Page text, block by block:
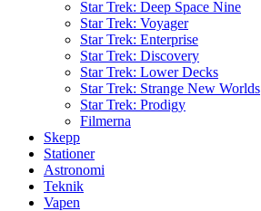
Star Trek: Deep Space Nine
Star Trek: Voyager
Star Trek: Enterprise
Star Trek: Discovery
Star Trek: Lower Decks
Star Trek: Strange New Worlds
Star Trek: Prodigy
Filmerna
Skepp
Stationer
Astronomi
Teknik
Vapen